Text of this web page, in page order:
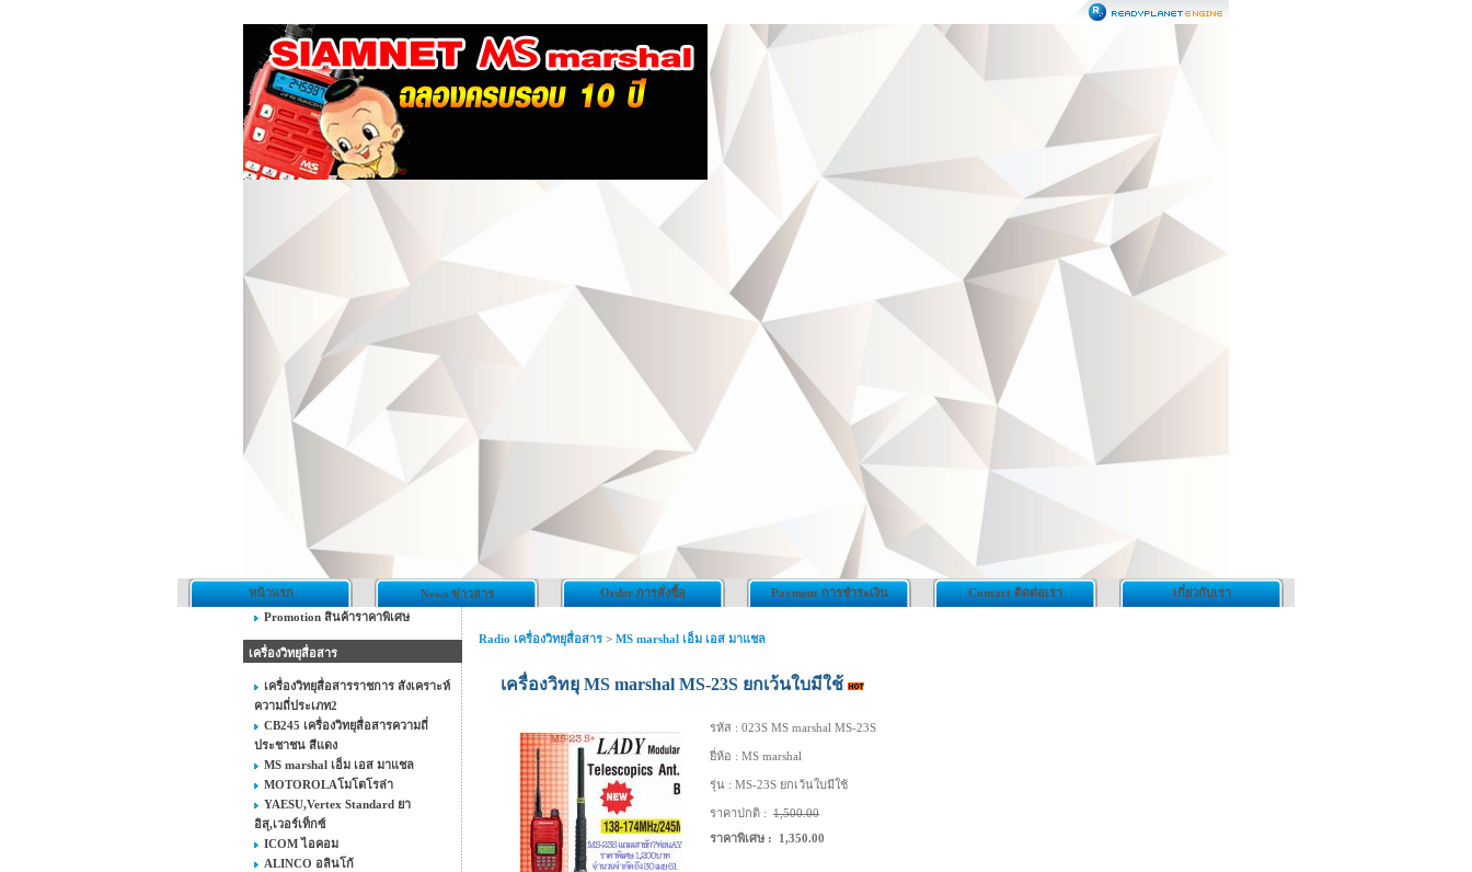
หน้าแรก News ข่าวสาร Order การสั่งซื้อ Payment การชำระเงิน Contact ติดต่อเรา
เกี่ยวกับเรา
Promotion สินค้าราคาพิเศษ
เครื่องวิทยุสื่อสาร
เครื่องวิทยุสื่อสารราชการ สังเคราะห์
ความถี่ประเภท2
CB245 เครื่องวิทยุสื่อสารความถี่
ประชาชน สีแดง
MS marshal เอ็ม เอส มาแชล
MOTOROLAโมโตโรล่า
YAESU,Vertex Standard ยา
อิสุ,เวอร์เท็กซ์
ICOM ไอคอม
ALINCO อลินโก้
Radio เครื่องวิทยุสื่อสาร >MS marshal เอ็ม เอส มาแชล
เครื่องวิทยุ MS marshal MS-23S ยกเว้นใบมีใช้
รหัส : 023S MS marshal MS-23S
ยี่ห้อ : MS marshal
รุ่น : MS-23S ยกเว้นใบมีใช้
ราคาปกติ : 1,500.00
ราคาพิเศษ :
1,350.00